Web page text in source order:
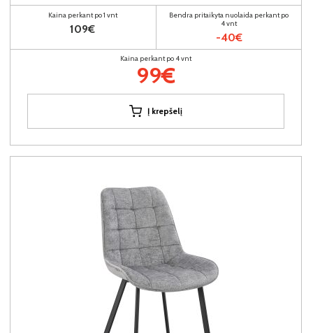
Kaina perkant po 1 vnt
109€
Bendra pritaikyta nuolaida perkant po
4 vnt
-40€
Kaina perkant po 4 vnt
99€
Į krepšelį